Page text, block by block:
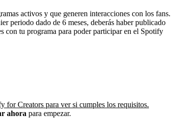
activos y que generen interacciones con los fans.
periodo dado de 6 meses, deberás haber publicado
con tu programa para poder participar en el Spotify
for Creators para ver si cumples los requisitos.
ahora para empezar.